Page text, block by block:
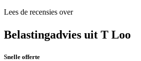
Lees de recensies over
Belastingadvies uit T Loo
Snelle offerte